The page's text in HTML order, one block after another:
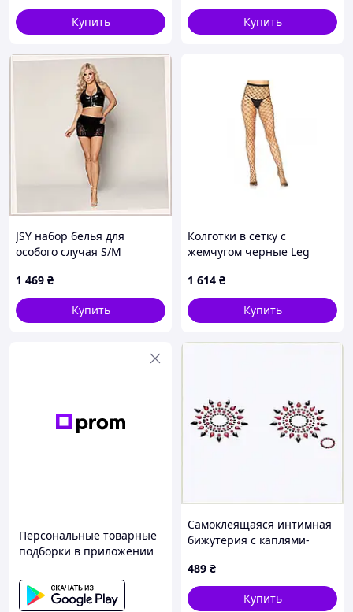
Купить
Купить
JSY набор белья для
особого случая S/M
1 469 ₴
Купить
Колготки в сетку с
жемчугом черные Leg
tights O/S
1 614 ₴
Купить
Персональные товарные
подборки в приложении
Самоклеящаяся интимная
бижутерия с каплями-
489 ₴
Купить